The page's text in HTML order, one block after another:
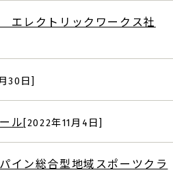
エレクトリックワークス社
30日]
ル[2022年11月4日]
イン総合型地域スポーツクラ